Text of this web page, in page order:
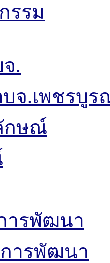
รรม
.
บจ.เพชรบูร
กษณ์
ารพัฒนา
ารพัฒนา